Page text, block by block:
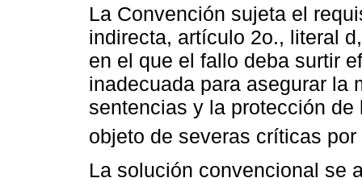
La Convención sujeta el
indirecta, artículo 2o., literal
en el que el fallo deba surtir
inadecuada para asegurar la
sentencias y la protección
objeto de severas críticas
La solución convencional se